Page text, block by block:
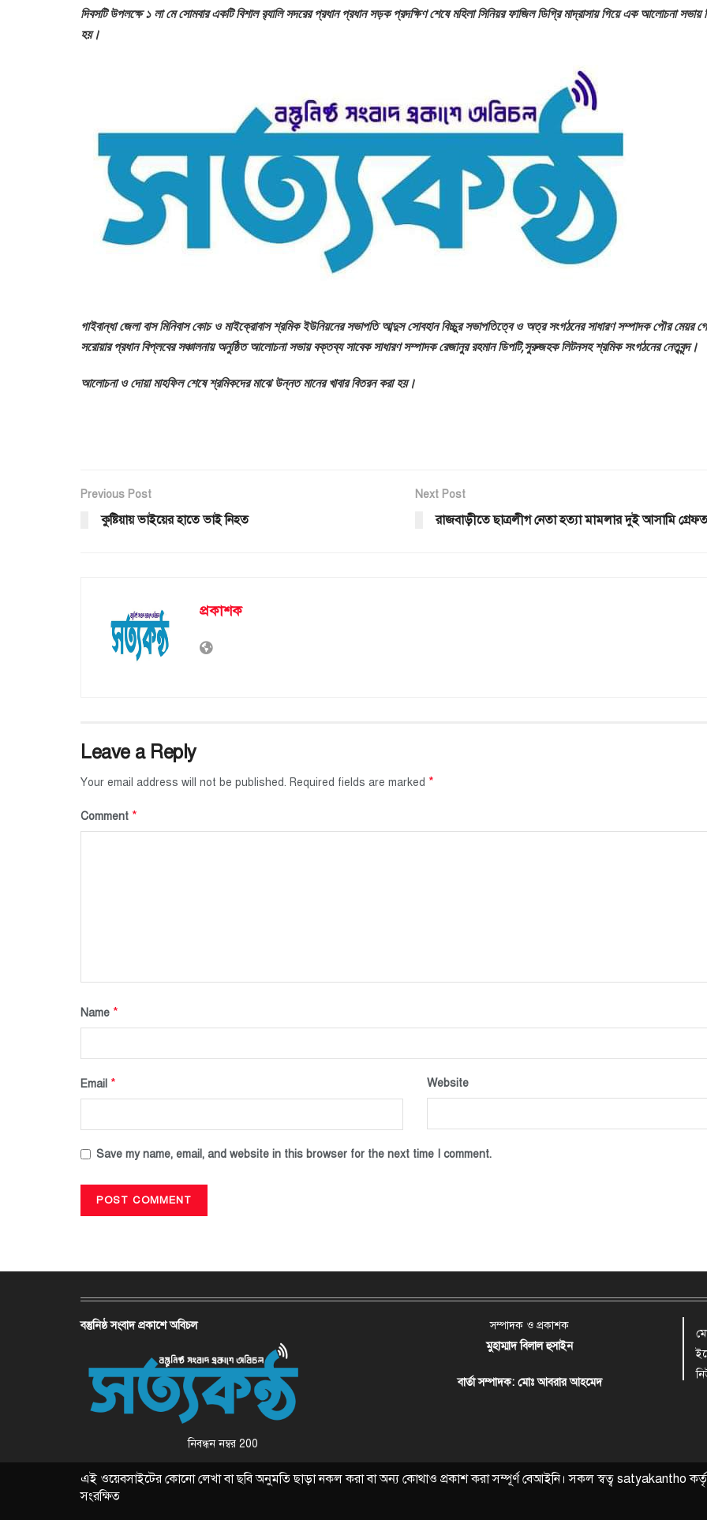
দিবসটি উপলক্ষে ১ লা মে সোমবার একটি বিশাল র‍্যালি সদরের প্রধান প্রধান সড়ক প্রদক্ষিণ শেষে মহিলা সিনিয়র ফাজিল ডিগ্রি মাদ্রাসায় গিয়ে এক আলোচনা সভায়
হয়।
গাইবান্ধা জেলা বাস মিনিবাস কোচ ও মাইক্রোবাস শ্রমিক ইউনিয়নের সভাপতি আব্দুস সোবহান বিচ্চুর সভাপতিত্বে ও অত্র সংগঠনের সাধারণ সম্পাদক পৌর মেয়র
সরোয়ার প্রধান বিপ্লবের সঞ্চালনায় অনুষ্ঠিত আলোচনা সভায় বক্তব্য সাবেক সাধারণ সম্পাদক রেজানুর রহমান ডিপটি,সুরুজহক লিটনসহ শ্রমিক সংগঠনের নেতৃবৃন্দ।
আলোচনা ও দোয়া মাহফিল শেষে শ্রমিকদের মাঝে উন্নত মানের খাবার বিতরন করা হয়।
Previous Post
কুষ্টিয়ায় ভাইয়ের হাতে ভাই নিহত
Next Post
রাজবাড়ীতে ছাত্রলীগ নেতা হত্যা মামলার দুই আসামি
প্রকাশক
Leave a Reply
Your email address will not be published. Required fields are marked *
Comment *
Name *
Email * Website
Save my name, email, and website in this browser for the next time I comment.
বস্তুনিষ্ঠ সংবাদ প্রকাশে অবিচল
নিবন্ধন নম্বর 200
সম্পাদক ও প্রকাশক
মুহাম্মাদ বিলাল হুসাইন
বার্তা সম্পাদক: মোঃ আবরার আহমেদ
এই ওয়েবসাইটের কোনো লেখা বা ছবি অনুমতি ছাড়া নকল করা বা অন্য কোথাও প্রকাশ করা সম্পূর্ণ বেআইনি। সকল স্বত্ব satyakantho
সংরক্ষিত